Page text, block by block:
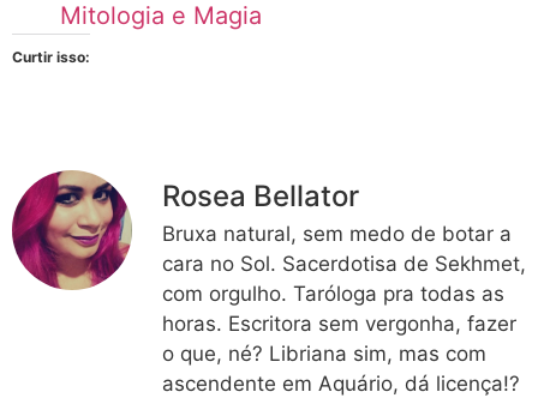
Mitologia e Magia
Curtir isso:
Rosea Bellator
Bruxa natural, sem medo de botar a
cara no Sol. Sacerdotisa de Sekhmet,
com orgulho. Taróloga pra todas as
horas. Escritora sem vergonha, fazer
o que, né? Libriana sim, mas com
ascendente em Aquário, dá licença!?